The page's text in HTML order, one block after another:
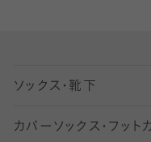
ソックス・靴下
五本指ソックス・靴
カバーソックス・フット